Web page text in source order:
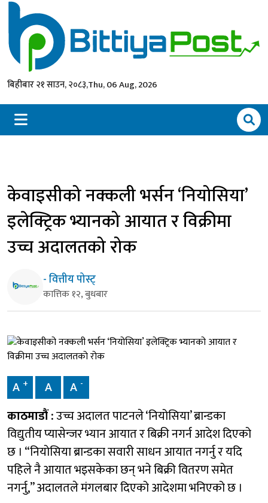
बिहीबार २१ साउन, २०८३,Thu, 06 Aug, 2026
केवाइसीको नक्कली भर्सन ‘नियोसिया’
इलेक्ट्रिक भ्यानको आयात र विक्रीमा
उच्च अदालतको रोक
- वित्तीय पोस्ट्
कात्तिक १२, बुधबार
A + A A -
काठमाडौं :उच्च अदालत पाटनले ‘नियोसिया’ ब्रान्डका
विद्युतीय प्यासेन्जर भ्यान आयात र बिक्री नगर्न आदेश दिएको
छ । “नियोसिया ब्रान्डका सवारी साधन आयात नगर्नु र यदि
पहिले नै आयात भइसकेका छन् भने बिक्री वितरण समेत
नगर्नु,” अदालतले मंगलबार दिएको आदेशमा भनिएको छ ।